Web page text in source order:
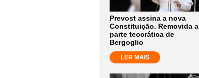
Prevost assina a nova
Constituição. Removida a
parte teocrática de
Bergoglio
LER MAIS